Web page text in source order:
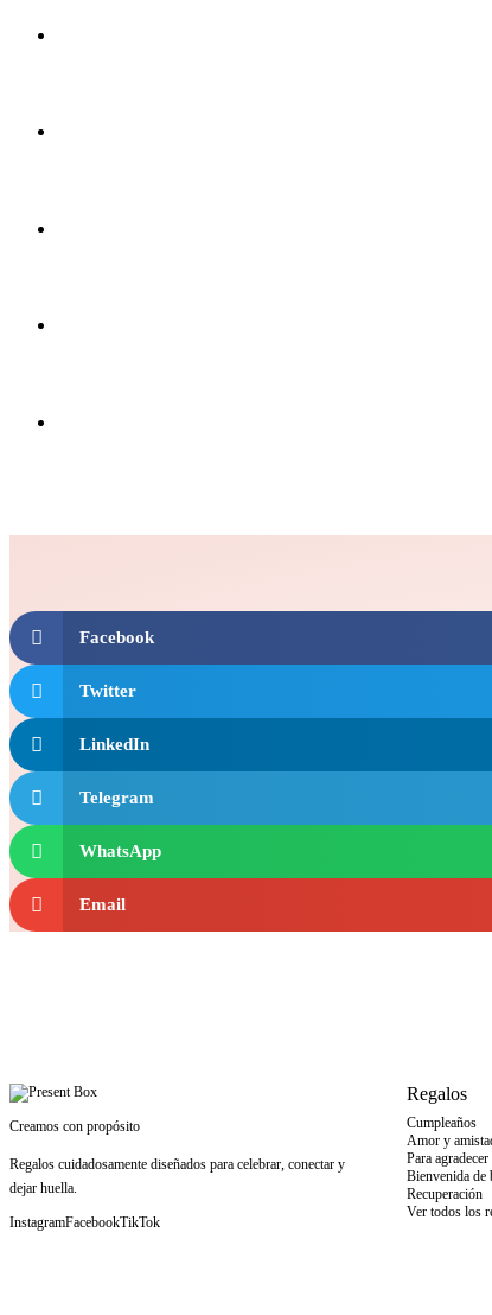
Facebook
Twitter
LinkedIn
Telegram
WhatsApp
Email
Creamos con propósito
Regalos cuidadosamente diseñados para celebrar, conectar y
dejar huella.
InstagramFacebookTikTok
Regalos
Cumpleaños
Amor y
Para agradecer
Bienvenida de
Recuperación
Ver todos los